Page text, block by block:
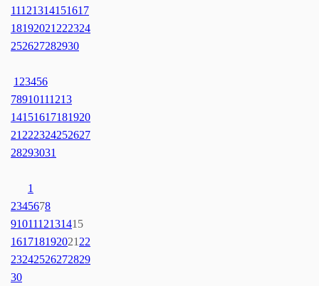
11121314151617
18192021 222324
252627282930
1 23456
78910111213
14151617181920
21 222324252627
28293031
1
2345678
9101112131415
161718192021 22
23242526272829
30